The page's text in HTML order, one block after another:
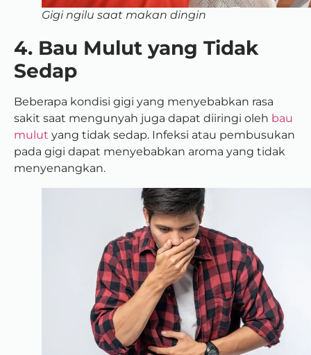
Gigi ngilu saat makan dingin
4. Bau Mulut yang Tidak
Sedap
Beberapa kondisi gigi yang menyebabkan rasa
sakit saat mengunyah juga dapat diiringi oleh bau
mulut yang tidak sedap. Infeksi atau pembusukan
pada gigi dapat menyebabkan aroma yang tidak
menyenangkan.